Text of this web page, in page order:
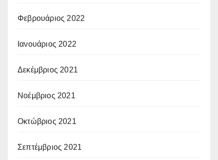
Φεβρουάριος 2022
Ιανουάριος 2022
Δεκέμβριος 2021
Νοέμβριος 2021
Οκτώβριος 2021
Σεπτέμβριος 2021